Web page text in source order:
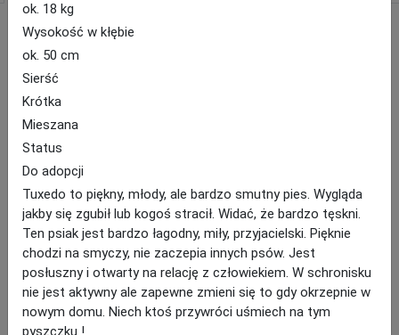
ok. 18 kg
Wysokość w kłębie
ok. 50 cm
Sierść
Krótka
Mieszana
Status
Do adopcji
Tuxedo to piękny, młody, ale bardzo smutny pies. Wygląda
jakby się zgubił lub kogoś stracił. Widać, że bardzo tęskni.
Ten psiak jest bardzo łagodny, miły, przyjacielski. Pięknie
chodzi na smyczy, nie zaczepia innych psów. Jest
posłuszny i otwarty na relację z człowiekiem. W schronisku
nie jest aktywny ale zapewne zmieni się to gdy okrzepnie w
nowym domu. Niech ktoś przywróci uśmiech na tym
pyszczku !
Ostatnio zaginione i znalezione zwierzęta oraz zwierzęta do adopcji
Zwierzę:
Pies
Zaginął
Opublikowane:
Ostatnie 2 tygodnie